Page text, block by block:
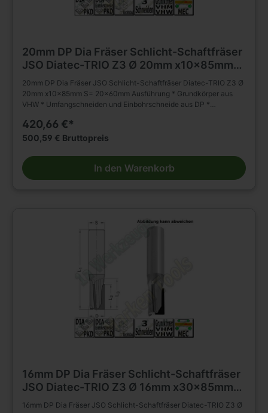
20mm DP Dia Fräser Schlicht-Schaftfräser
JSO Diatec-TRIO Z3 Ø 20mm x10x85mm
S= 20x60mm
20mm DP Dia Fräser JSO Schlicht-Schaftfräser Diatec-TRIO Z3 Ø
20mm x10x85mm S= 20x60mm Ausführung * Grundkörper aus
VHW * Umfangschneiden und Einbohrschneide aus DP *
nachschärfbar Anwendung * Schlichten, Nuten, Formatieren,
Trennen (Nesting) und Falzen von besonders abrasiven
Besondere Vorteile * für gesteigertes Spanvolumen und reduzierte
Schnittkräfte Einsatzempfehlung: * Duroplaste/Thermoplaste/HPL:
n = 15 000 - 18 000 min-1, vf = 3 - 8 m/min * Mineralwerkstoffe: n
420,66 €*
500,59 € Bruttopreis
In den Warenkorb
16mm DP Dia Fräser Schlicht-Schaftfräser
JSO Diatec-TRIO Z3 Ø 16mm x30x85mm
S= 16x45mm
16mm DP Dia Fräser JSO Schlicht-Schaftfräser Diatec-TRIO Z3 Ø